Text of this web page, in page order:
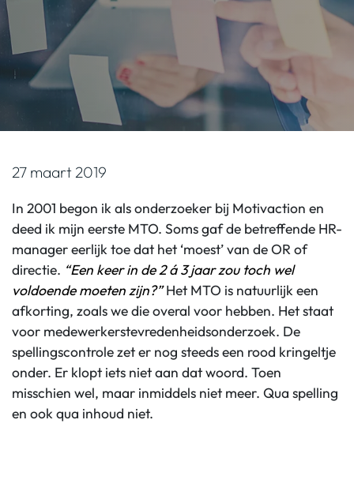
27 maart 2019
In 2001 begon ik als onderzoeker bij Motivaction en
deed ik mijn eerste MTO. Soms gaf de betreffende HR-
manager eerlijk toe dat het ‘moest’ van de OR of
directie. “Een keer in de 2 á 3 jaar zou toch wel
voldoende moeten zijn?”Het MTO is natuurlijk een
afkorting, zoals we die overal voor hebben. Het staat
voor medewerkerstevredenheidsonderzoek. De
spellingscontrole zet er nog steeds een rood kringeltje
onder. Er klopt iets niet aan dat woord. Toen
misschien wel, maar inmiddels niet meer. Qua spelling
en ook qua inhoud niet.